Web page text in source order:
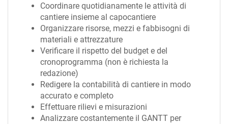
Coordinare quotidianamente le attività di
cantiere insieme al capocantiere
Organizzare risorse, mezzi e fabbisogni di
materiali e attrezzature
Verificare il rispetto del budget e del
cronoprogramma (non è richiesta la
redazione)
Redigere la contabilità di cantiere in modo
accurato e completo
Effettuare rilievi e misurazioni
Analizzare costantemente il GANTT per